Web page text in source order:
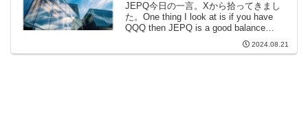
JEPQ今日の一言。Xから拾ってきまし
た。One thing I look at is if you have
QQQ then JEPQ is a good balance
between being in the market but ...2024.08.21